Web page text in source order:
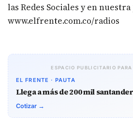
las Redes Sociales y en nuestra
www.elfrente.com.co/radios
ESPACIO PUBLICITARIO
EL FRENTE · PAUTA
Llega a más de 200 mil
Cotizar →